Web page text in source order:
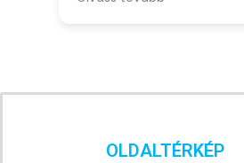
OLDALTÉRKÉP